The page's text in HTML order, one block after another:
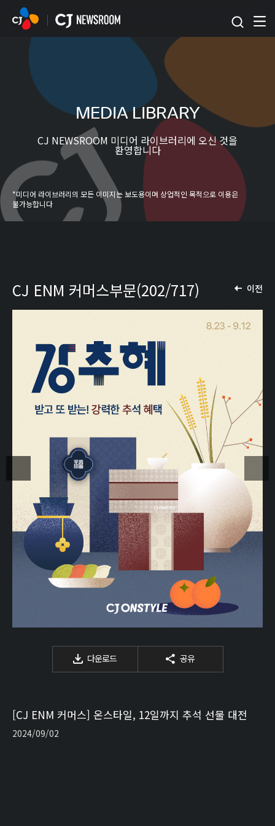
본문 바로가기
MEDIA LIBRARY
CJ NEWSROOM 미디어 라이브러리에 오신 것을
환영합니다
*미디어 라이브러리의 모든 이미지는 보도용이며 상업적인 목적으로 이용은
불가능합니다
이전
CJ ENM 커머스부문(202/717)
다운로드 공유
[CJ ENM 커머스] 온스타일, 12일까지 추석 선물 대전
2024/09/02